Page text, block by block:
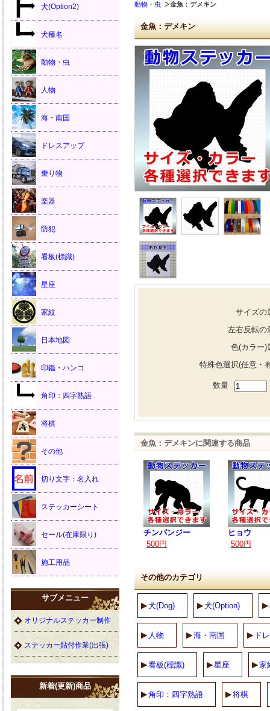
動物・虫 金魚：デメキン
金魚：デメキン
サイズの
左右反転の
色(カラー)
特殊色選択(任意・
数量
金魚：デメキンに関連する商品
チンパンジー
500円
ヒョウ
500円
その他のカテゴリ
犬(Dog) 犬(Option)
人物 海・南国 ド
看板(標識) 星座 家
角印：四字熟語 将棋
犬(Option2)
犬種名
動物・虫
人物
海・南国
ドレスアップ
乗り物
楽器
防犯
看板(標識)
星座
家紋
日本地図
印鑑・ハンコ
角印：四字熟語
将棋
その他
切り文字：名入れ
ステッカーシート
セール(在庫限り)
施工用品
サブメニュー
オリジナルステッカー制作
ステッカー貼付作業(出張)
新着(更新)商品